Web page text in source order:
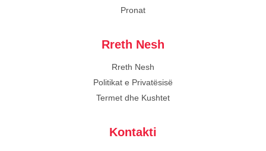
Pronat
Rreth Nesh
Rreth Nesh
Politikat e Privatësisë
Termet dhe Kushtet
Kontakti